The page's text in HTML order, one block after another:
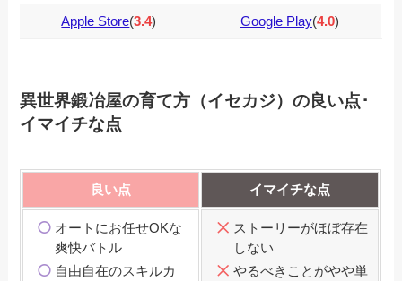
Apple Store(3.4) Google Play(4.0)
異世界鍛冶屋の育て方（イセカジ）の良い点･
イマイチな点
良い点 イマイチな点
オートにお任せOKな
爽快バトル
自由自在のスキルカ
ストーリーがほぼ存在
しない
やるべきことがやや単